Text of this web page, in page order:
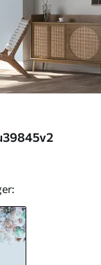
u39845v2